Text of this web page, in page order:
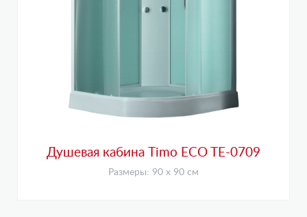
Душевая кабина Timo ECO TE-0709
Размеры: 90 х 90 см